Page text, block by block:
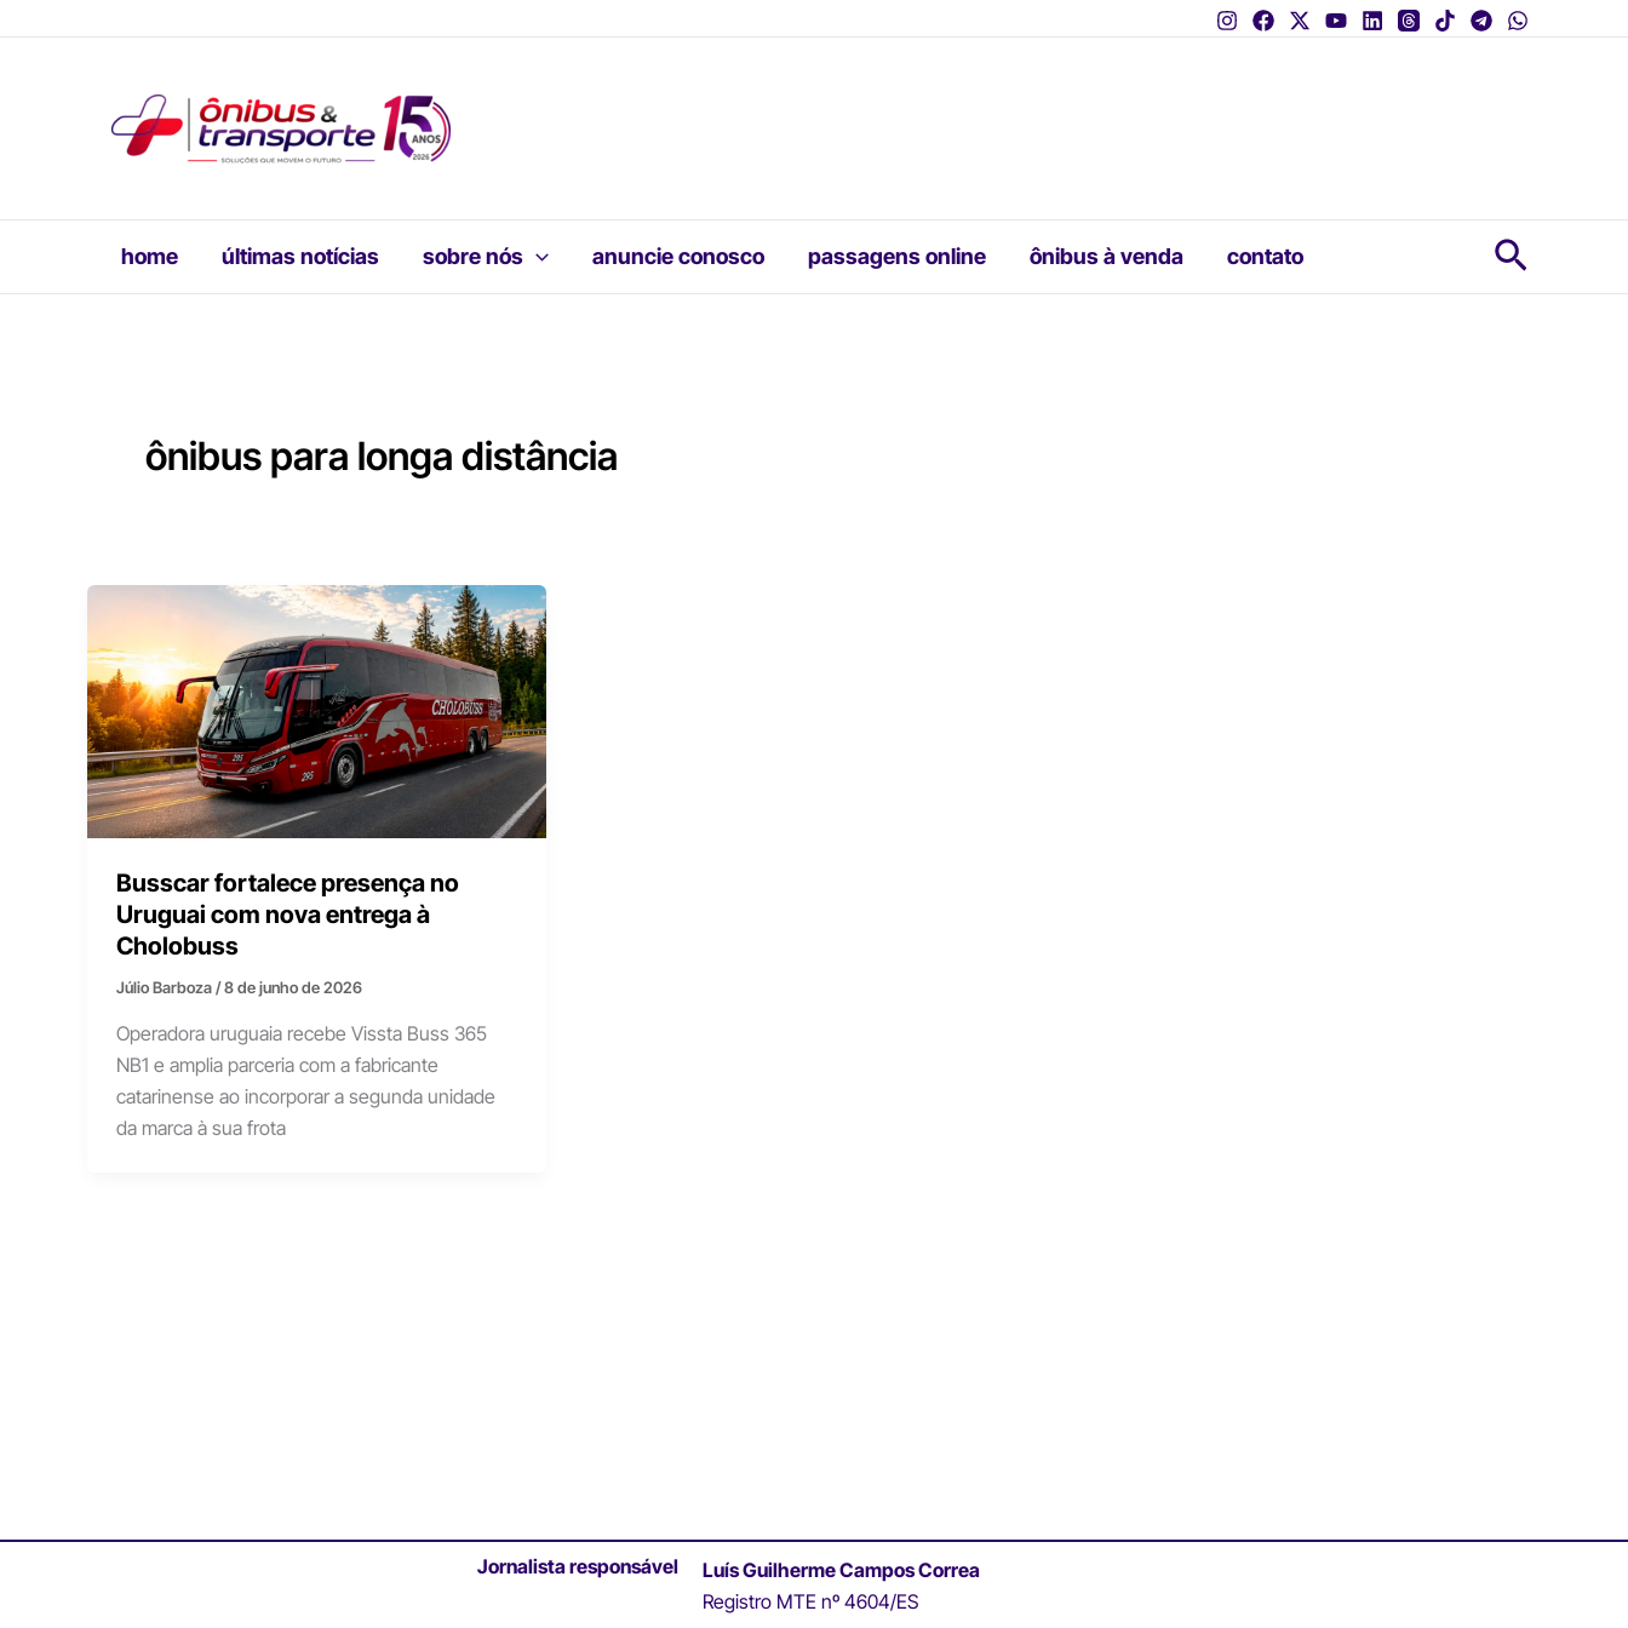
home últimas notícias sobre nós anuncie conosco passagens online ônibus à venda contato
ônibus para longa distância
Busscar fortalece presença no
Uruguai com nova entrega à
Cholobuss
Júlio Barboza/8 de junho de 2026
Operadora uruguaia recebe Vissta Buss 365
NB1 e amplia parceria com a fabricante
catarinense ao incorporar a segunda unidade
da marca à sua frota
Jornalista responsável
Luís Guilherme Campos Correa
Registro MTE nº 4604/ES